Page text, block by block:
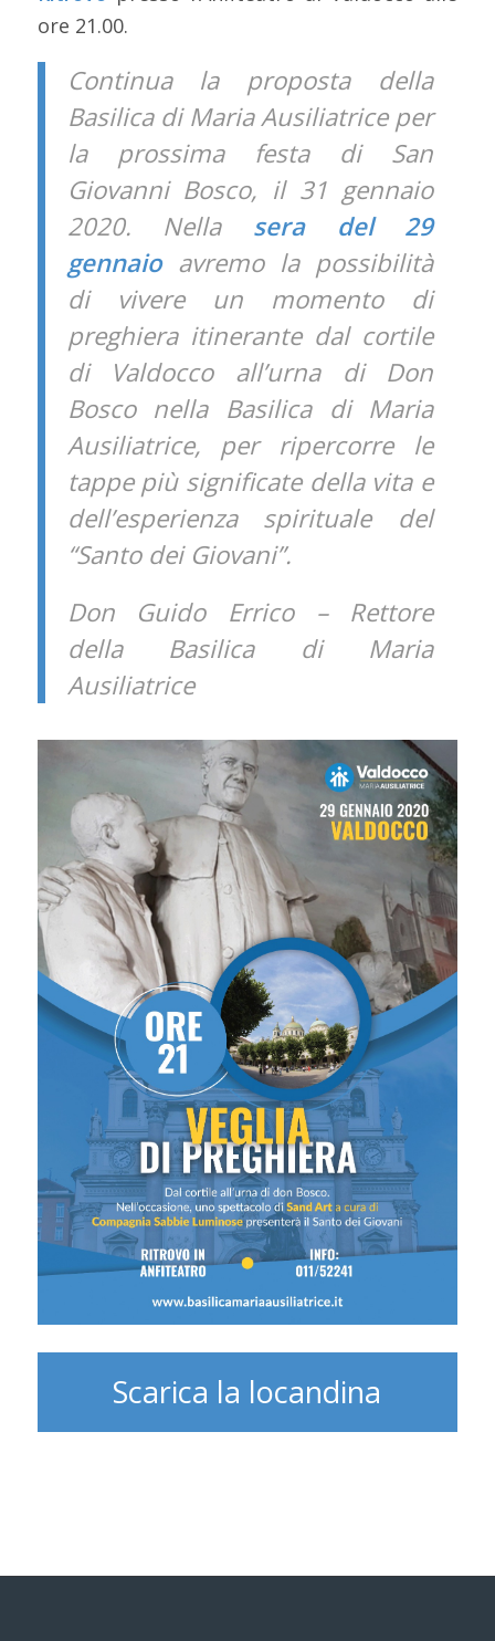
ore 21.00.
Continua la proposta della
Basilica di Maria Ausiliatrice per
la prossima festa di San
Giovanni Bosco, il 31 gennaio
2020. Nella sera del 29
gennaioavremo la possibilità
di vivere un momento di
preghiera itinerante dal cortile
di Valdocco all’urna di Don
Bosco nella Basilica di Maria
Ausiliatrice, per ripercorre le
tappe più significate della vita e
dell’esperienza spirituale del
“Santo dei Giovani”.
Don Guido Errico – Rettore
della Basilica di Maria
Ausiliatrice
Scarica la locandina